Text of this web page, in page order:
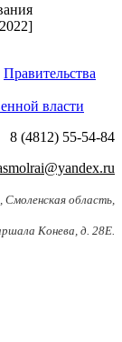
Правительства
власти
8 (4812) 55-54-84
Смоленская область,
Конева, д. 28Е.